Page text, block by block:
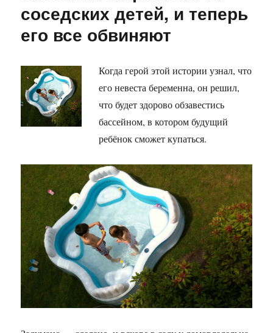
соседских детей, и теперь
его все обвиняют
Когда герой этой истории узнал, что
его невеста беременна, он решил,
что будет здорово обзавестись
бассейном, в котором будущий
ребёнок сможет купаться.